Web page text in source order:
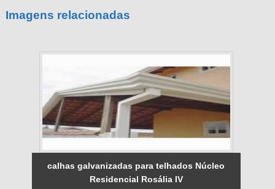
Imagens relacionadas
calhas galvanizadas para telhados Núcleo
Residencial Rosália IV